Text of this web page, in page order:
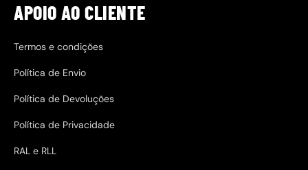
APOIO AO CLIENTE
Termos e condições
Política de Envio
Política de Devoluções
Política de Privacidade
RAL e RLL